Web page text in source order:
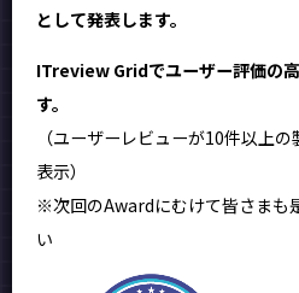
として発表します。
ITreview Gridでユーザー評価の
す。
（ユーザーレビューが10件以上
表示）
※次回のAwardにむけて皆さまも
い